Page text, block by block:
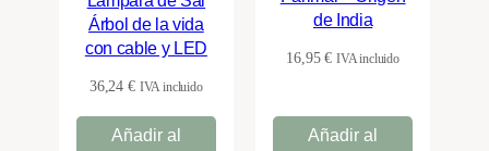
Árbol de la vida
con cable y LED
36,24€ IVA incluido
Añadir al
de India
16,95€ IVA incluido
Añadir al